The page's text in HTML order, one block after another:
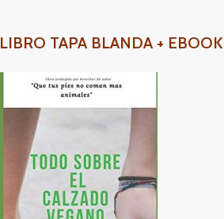
LIBRO TAPA BLANDA + EBOOK